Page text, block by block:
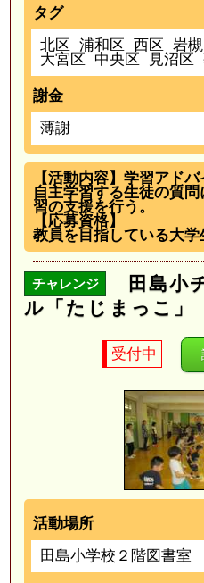
タグ
北区 浦和区 西区 岩
大宮区
中央区 見沼区
謝金
薄謝
【活動内容】学習アド
自主学習する生徒の質
習の支援を行う。
【応募資格】
教員を目指している大学
チャレンジ
田島小
ル「たじまっこ」
受付中
活動場所
田島小学校２階図書室